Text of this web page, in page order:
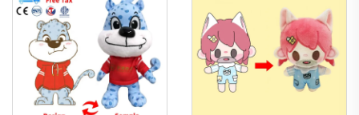
Oyuncak Tanıtım İçin